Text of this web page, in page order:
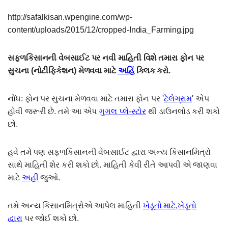
http://safalkisan.wpengine.com/wp-
content/uploads/2015/12/cropped-India_Farming.jpg
સફ્ળકિસાનની વેબસાઈટ પર નવી માહિતી વિશે તમારા ફોન પર
સુચના (નોટીફિકેશન) મેળવવા માટેઅહિંક્લિક કરો.
નોંધ: ફોન પર સુચના મેળવવા માટે તમારા ફોન પર 'ટેલેગ્રામ' એપ
હોવી જરૂરી છે. તમે આ એપગુગલ પ્લે-સ્ટોર થી ડાઉનલોડ કરી શકો
છો.
હવે તમે પણ સફળકિસાનની વેબસાઈટ દ્વારા અન્ય કિસાનમિત્રો
સાથે માહિતી શેર કરી શકો છો. માહિતી કેવી રીતે આપવી એ જાણવા
માટે અહીં જુઓ.
તમે અન્ય કિસાનમિત્રોએ આપેલ માહિતી ખેડૂતો માટે,ખેડૂતો
દ્વારાપર જોઈ શકો છો.